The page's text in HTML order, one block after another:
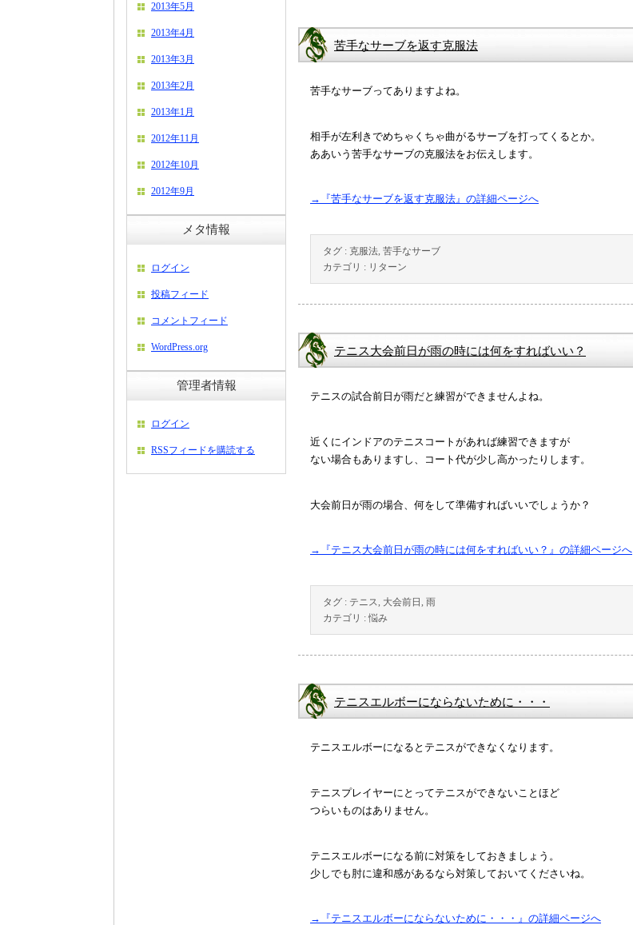
苦手なサーブを返す克服法
苦手なサーブってありますよね。
相手が左利きでめちゃくちゃ曲がるサーブを打ってくるとか。
ああいう苦手なサーブの克服法をお伝えします。
→『苦手なサーブを返す克服法』の詳細ページへ
タグ : 克服法, 苦手なサーブ
カテゴリ : リターン
テニス大会前日が雨の時には何をすればいい？
テニスの試合前日が雨だと練習ができませんよね。
近くにインドアのテニスコートがあれば練習できますが
ない場合もありますし、コート代が少し高かったりします。
大会前日が雨の場合、何をして準備すればいいでしょうか？
→『テニス大会前日が雨の時には何をすればいい？』の詳細ページへ
タグ : テニス, 大会前日 , 雨
カテゴリ : 悩み
テニスエルボーにならないために・・・
テニスエルボーになるとテニスができなくなります。
テニスプレイヤーにとってテニスができないことほど
つらいものはありません。
テニスエルボーになる前に対策をしておきましょう。
少しでも肘に違和感があるなら対策しておいてくださいね。
→『テニスエルボーにならないために・・・』の詳細ページへ
2013年5月
2013年4月
2013年3月
2013年2月
2013年1月
2012年11月
2012年10月
2012年9月
メタ情報
ログイン
投稿フィード
コメントフィード
WordPress.org
管理者情報
ログイン
RSSフィードを購読する